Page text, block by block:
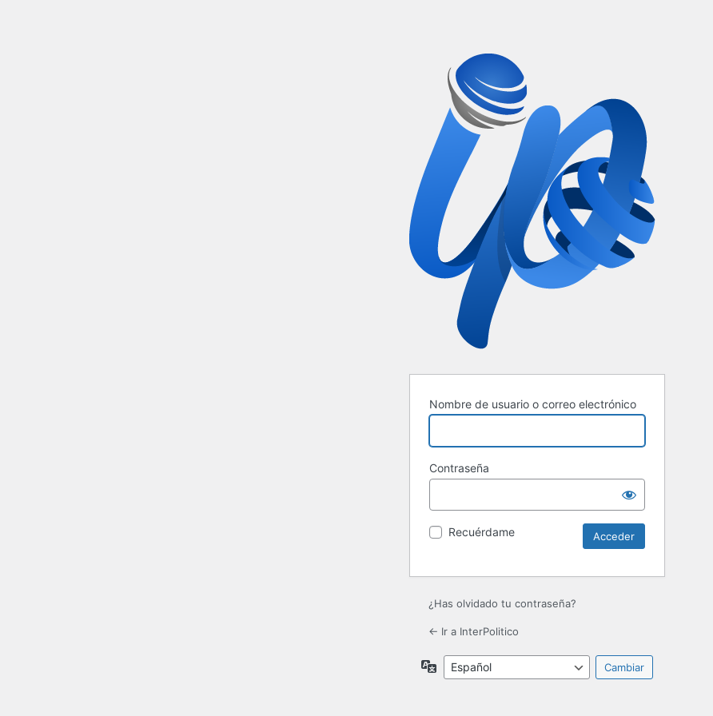
Nombre de usuario o correo electrónico
Contraseña
Recuérdame
¿Has olvidado tu contraseña?
← Ir a InterPolitico
Idioma